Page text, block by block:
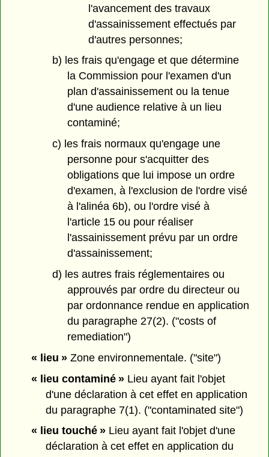
l'avancement des travaux
d'assainissement effectués par
d'autres personnes;
b) les frais qu'engage et que détermine
la Commission pour l'examen d'un
plan d'assainissement ou la tenue
d'une audience relative à un lieu
contaminé;
c) les frais normaux qu'engage une
personne pour s'acquitter des
obligations que lui impose un ordre
d'examen, à l'exclusion de l'ordre visé
à l'alinéa 6b), ou l'ordre visé à
l'article 15 ou pour réaliser
l'assainissement prévu par un ordre
d'assainissement;
d) les autres frais réglementaires ou
approuvés par ordre du directeur ou
par ordonnance rendue en application
du paragraphe 27(2). ("costs of
remediation")
« lieu » Zone environnementale. ("site")
« lieu contaminé »Lieu ayant fait l'objet
d'une déclaration à cet effet en application
du paragraphe 7(1). ("contaminated site")
« lieu touché »Lieu ayant fait l'objet d'une
déclaration à cet effet en application du